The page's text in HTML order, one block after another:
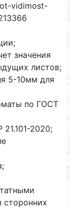
vidimost-
значения
листов;
5-10мм для
по ГОСТ
2020;
сторонних